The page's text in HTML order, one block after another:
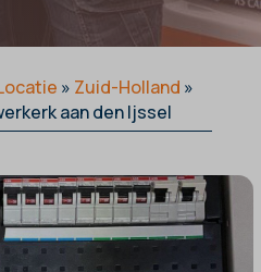
» Zuid-Holland »
aan den Ijssel